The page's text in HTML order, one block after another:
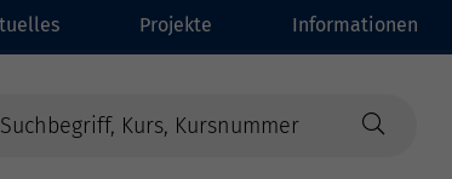
Projekte Informationen